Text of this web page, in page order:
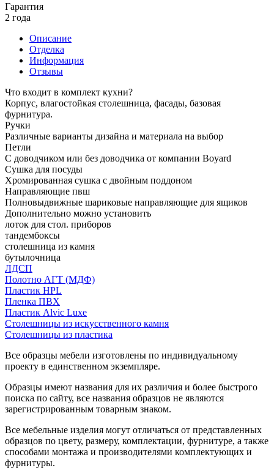
Гарантия
2 года
Описание
Отделка
Информация
Отзывы
Что входит в комплект кухни?
Корпус, влагостойкая столешница, фасады, базовая
фурнитура.
Ручки
Различные варианты дизайна и материала на выбор
Петли
С доводчиком или без доводчика от компании Boyard
Сушка для посуды
Хромированная сушка с двойным поддоном
Направляющие пвш
Полновыдвижные шариковые направляющие для ящиков
Дополнительно можно установить
лоток для стол. приборов
тандембоксы
столешница из камня
бутылочница
ЛДСП
Полотно АГТ (МДФ)
Пластик HPL
Пленка ПВХ
Пластик Alvic Luxe
Столешницы из искусственного камня
Столешницы из пластика
Все образцы мебели изготовлены по индивидуальному
проекту в единственном экземпляре.
Образцы имеют названия для их различия и более быстрого
поиска по сайту, все названия образцов не являются
зарегистрированным товарным знаком.
Все мебельные изделия могут отличаться от представленных
образцов по цвету, размеру, комплектации, фурнитуре, а также
способами монтажа и производителями комплектующих и
фурнитуры.